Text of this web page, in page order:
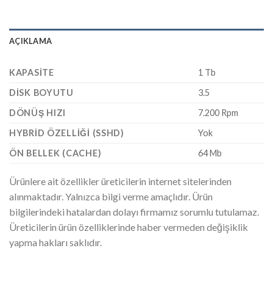
AÇIKLAMA
KAPASITE
1 Tb
DISK BOYUTU
3.5
DÖNÜŞ HIZI
7.200 Rpm
HYBRID ÖZELLIĞI (SSHD)
Yok
ÖN BELLEK (CACHE)
64 Mb
Ürünlere ait özellikler üreticilerin internet sitelerinden
alınmaktadır. Yalnızca bilgi verme amaçlıdır. Ürün
bilgilerindeki hatalardan dolayı firmamız sorumlu tutulamaz.
Üreticilerin ürün özelliklerinde haber vermeden değişiklik
yapma hakları saklıdır.